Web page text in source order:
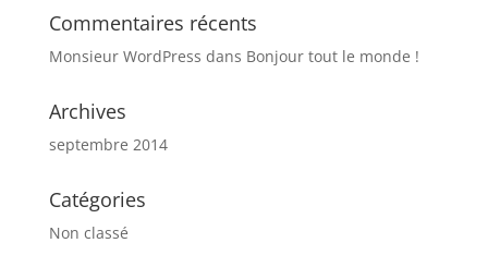
Commentaires récents
Monsieur WordPress dans Bonjour tout le monde !
Archives
septembre 2014
Catégories
Non classé